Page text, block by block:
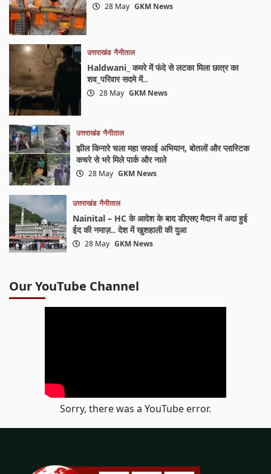
28 May GKM News
उत्तराखंड नैनीताल
Haldwani_ कमरे में फंदे से लटका मिला छात्र का
शव_परिवार सदमे में..
28 May GKM News
उत्तराखंड नैनीताल
झील किनारे चला महा सफाई अभियान, बोतलों और प्लास्टिक
कचरे से भरे मिले पार्क और नाले
28 May GKM News
उत्तराखंड नैनीताल
Nainital – HC के आदेश के बाद डीएसए मैदान में अदा हुई
ईद की नमाज़.. देश में खुशहाली की दुआ
28 May GKM News
Our YouTube Channel
Sorry, there was a YouTube error.